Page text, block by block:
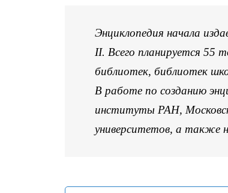
Энциклопедия начала
II. Всего планируется 55
библиотек, библиотек
В работе по созданию
институты РАН,
университетов, а